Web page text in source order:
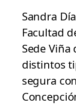
Sandra
Facultad
Sede Viña
distintos
segura